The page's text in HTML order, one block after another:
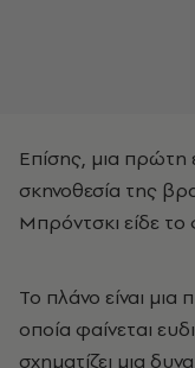
Eπίσης, μια πρώτη
σκηνοθεσία της
Μπρόντσκι είδε
Το πλάνο είναι μια
οποία φαίνεται
σχηματίζει μια